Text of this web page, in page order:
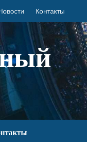
Контакты